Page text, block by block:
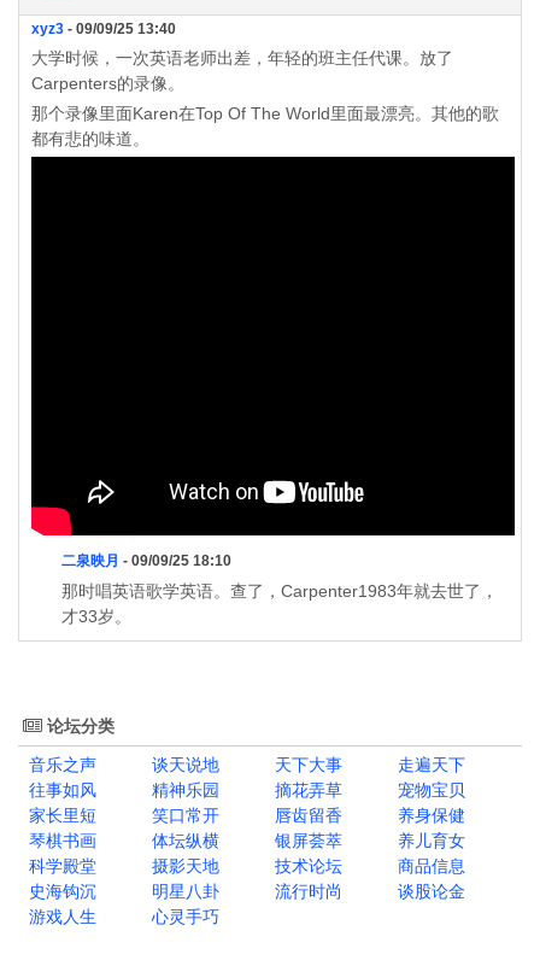
xyz3 - 09/09/25 13:40
大学时候，一次英语老师出差，年轻的班主任代课。放了
Carpenters的录像。
那个录像里面Karen在Top Of The World里面最漂亮。其他的歌
都有悲的味道。
二泉映月 - 09/09/25 18:10
那时唱英语歌学英语。查了，Carpenter1983年就去世了，
才33岁。
论坛分类
音乐之声
谈天说地 天下大事
走遍天下
往事如风
精神乐园 摘花弄草
宠物宝贝
家长里短
笑口常开 唇齿留香
养身保健
琴棋书画
体坛纵横 银屏荟萃
养儿育女
科学殿堂
摄影天地 技术论坛
商品信息
史海钩沉
明星八卦 流行时尚
谈股论金
游戏人生
心灵手巧